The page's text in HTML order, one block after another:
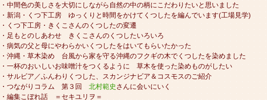
・中間色の美しさを大切にしながら自然の中の柄にこだわりたいと思いました
・新潟・くつ下工房 ゆっくりと時間をかけてくつしたを編んでいます(工場見学)
・くつ下工房・きくこさんのくつしたの変遷
・足もとのしあわせ きくこさんのくつしたいろいろ
・病気の父と母にやわらかいくつしたをはいてもらいたかった
・沖縄・草木染め 台風から家を守る沖縄のフクギの木でくつしたを染めました
・一杯のおいしいお味噌汁をつくるように 草木を使った染めものがしたい
・サルビア／ふんわりくつした、スカンジナビア＆コスモスのご紹介
・つながりコラム 第３回 北村範史さんに会いにいく
・編集こぼれ話 ＝セキユリヲ＝